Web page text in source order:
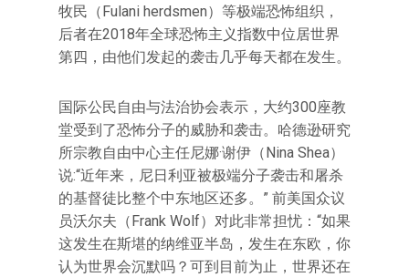
牧民（Fulani herdsmen）等极端恐怖组织，
后者在2018年全球恐怖主义指数中位居世界
第四，由他们发起的袭击几乎每天都在发生。
国际公民自由与法治协会表示，大约300座教
堂受到了恐怖分子的威胁和袭击。哈德逊研究
所宗教自由中心主任尼娜·谢伊（Nina Shea）
说:“近年来，尼日利亚被极端分子袭击和屠杀
的基督徒比整个中东地区还多。” 前美国众议
员沃尔夫（Frank Wolf）对此非常担忧：“如果
这发生在斯堪的纳维亚半岛，发生在东欧，你
认为世界会沉默吗？可到目前为止，世界还在